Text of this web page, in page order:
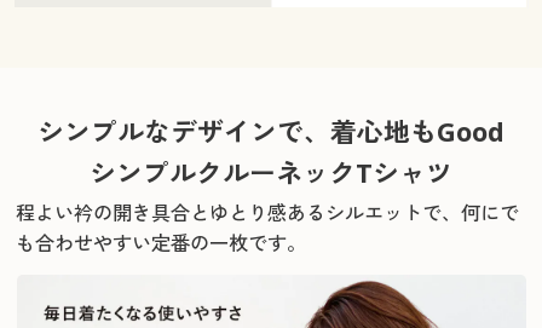
シンプルなデザインで、着心地もGood
シンプルクルーネックTシャツ
程よい衿の開き具合とゆとり感あるシルエットで、何にで
も合わせやすい定番の一枚です。